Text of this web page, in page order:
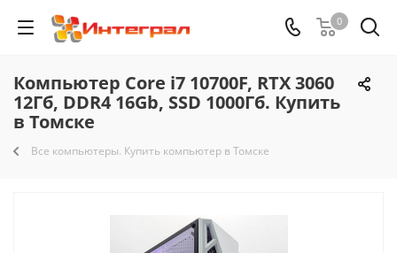
0
Компьютер Core i7 10700F, RTX 3060
12Гб, DDR4 16Gb, SSD 1000Гб. Купить
в Томске
Все компьютеры. Купить компьютер в Томске